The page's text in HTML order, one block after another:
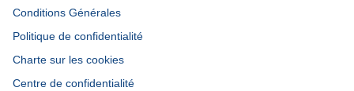
Conditions Générales
Politique de confidentialité
Charte sur les cookies
Centre de confidentialité